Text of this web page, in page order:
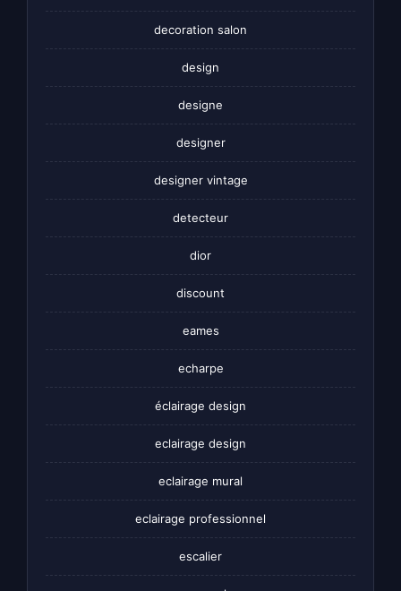
decoration salon
design
designe
designer
designer vintage
detecteur
dior
discount
eames
echarpe
éclairage design
eclairage design
eclairage mural
eclairage professionnel
escalier